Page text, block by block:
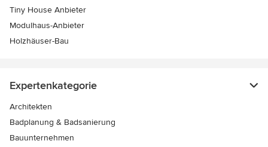
Tiny House Anbieter
Modulhaus-Anbieter
Holzhäuser-Bau
Expertenkategorie
Architekten
Badplanung & Badsanierung
Bauunternehmen